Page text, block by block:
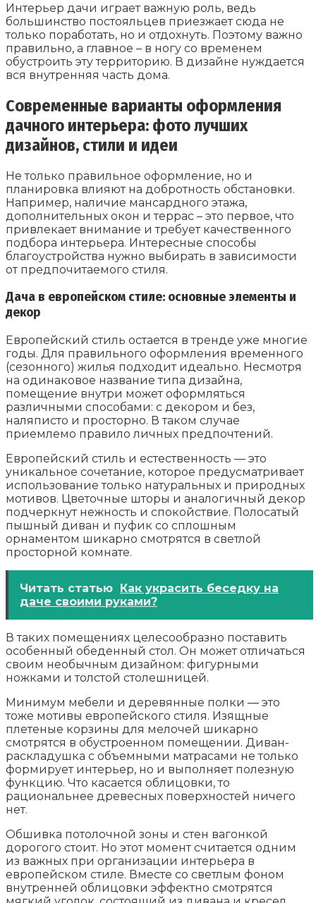
Интерьер дачи играет важную роль, ведь
большинство постояльцев приезжает сюда не
только поработать, но и отдохнуть. Поэтому важно
правильно, а главное – в ногу со временем
обустроить эту территорию. В дизайне нуждается
вся внутренняя часть дома.
Современные варианты оформления
дачного интерьера: фото лучших
дизайнов, стили и идеи
Не только правильное оформление, но и
планировка влияют на добротность обстановки.
Например, наличие мансардного этажа,
дополнительных окон и террас – это первое, что
привлекает внимание и требует качественного
подбора интерьера. Интересные способы
благоустройства нужно выбирать в зависимости
от предпочитаемого стиля.
Дача в европейском стиле: основные элементы и
декор
Европейский стиль остается в тренде уже многие
годы. Для правильного оформления временного
(сезонного) жилья подходит идеально. Несмотря
на одинаковое название типа дизайна,
помещение внутри может оформляться
различными способами: с декором и без,
наляписто и просторно. В таком случае
приемлемо правило личных предпочтений.
Европейский стиль и естественность — это
уникальное сочетание, которое предусматривает
использование только натуральных и природных
мотивов. Цветочные шторы и аналогичный декор
подчеркнут нежность и спокойствие. Полосатый
пышный диван и пуфик со сплошным
орнаментом шикарно смотрятся в светлой
просторной комнате.
Читать статью Как украсить беседку на
даче своими руками?
В таких помещениях целесообразно поставить
особенный обеденный стол. Он может отличаться
своим необычным дизайном: фигурными
ножками и толстой столешницей.
Минимум мебели и деревянные полки — это
тоже мотивы европейского стиля. Изящные
плетеные корзины для мелочей шикарно
смотрятся в обустроенном помещении. Диван-
раскладушка с объемными матрасами не только
формирует интерьер, но и выполняет полезную
функцию. Что касается облицовки, то
рациональнее древесных поверхностей ничего
нет.
Обшивка потолочной зоны и стен вагонкой
дорогого стоит. Но этот момент считается одним
из важных при организации интерьера в
европейском стиле. Вместе со светлым фоном
внутренней облицовки эффектно смотрятся